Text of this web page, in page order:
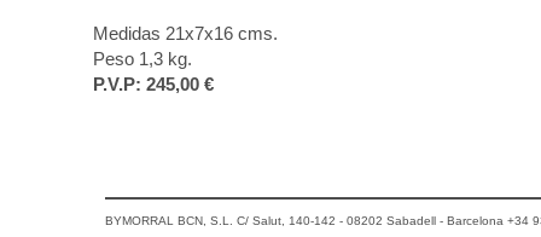
Medidas 21x7x16 cms.
Peso 1,3 kg.
P.V.P: 245,00 €
BYMORRAL BCN, S.L. C/ Salut, 140-142 - 08202 Sabadell - Barcelona +34